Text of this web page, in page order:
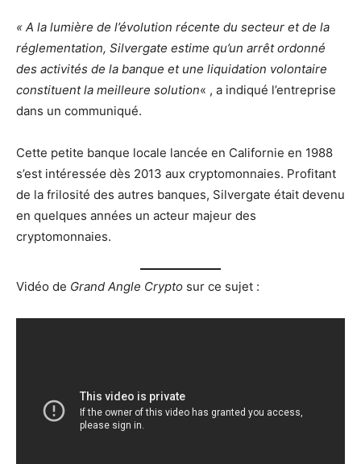
« A la lumière de l’évolution récente du secteur et de la
réglementation, Silvergate estime qu’un arrêt ordonné
des activités de la banque et une liquidation volontaire
constituent la meilleure solution« , a indiqué l’entreprise
dans un communiqué.
Cette petite banque locale lancée en Californie en 1988
s’est intéressée dès 2013 aux cryptomonnaies. Profitant
de la frilosité des autres banques, Silvergate était devenu
en quelques années un acteur majeur des
cryptomonnaies.
Vidéo de Grand Angle Crypto sur ce sujet :